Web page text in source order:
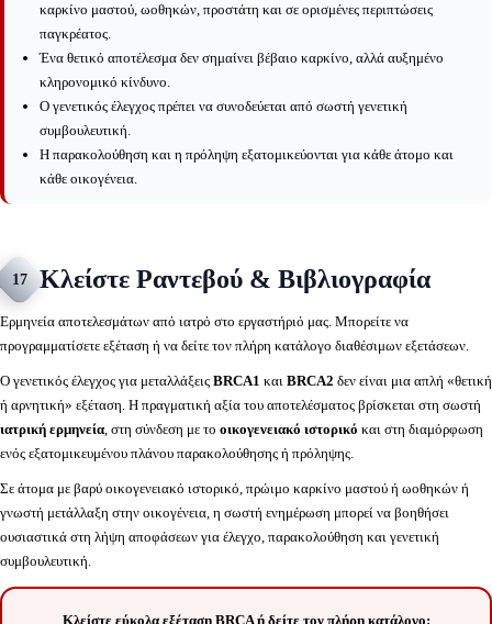
καρκίνο μαστού, ωοθηκών, προστάτη και σε ορισμένες περιπτώσεις
παγκρέατος.
Ένα θετικό αποτέλεσμα δεν σημαίνει βέβαιο καρκίνο, αλλά αυξημένο
κληρονομικό κίνδυνο.
Ο γενετικός έλεγχος πρέπει να συνοδεύεται από σωστή γενετική
συμβουλευτική.
Η παρακολούθηση και η πρόληψη εξατομικεύονται για κάθε άτομο και
κάθε οικογένεια.
17 Κλείστε Ραντεβού & Βιβλιογραφία
Ερμηνεία αποτελεσμάτων από ιατρό στο εργαστήριό μας. Μπορείτε να
προγραμματίσετε εξέταση ή να δείτε τον πλήρη κατάλογο διαθέσιμων εξετάσεων.
Ο γενετικός έλεγχος για μεταλλάξεις BRCA1 και BRCA2 δεν είναι μια απλή «θετική
ή αρνητική» εξέταση. Η πραγματική αξία του αποτελέσματος βρίσκεται στη σωστή
ιατρική ερμηνεία, στη σύνδεση με το οικογενειακό ιστορικό και στη διαμόρφωση
ενός εξατομικευμένου πλάνου παρακολούθησης ή πρόληψης.
Σε άτομα με βαρύ οικογενειακό ιστορικό, πρώιμο καρκίνο μαστού ή ωοθηκών ή
γνωστή μετάλλαξη στην οικογένεια, η σωστή ενημέρωση μπορεί να βοηθήσει
ουσιαστικά στη λήψη αποφάσεων για έλεγχο, παρακολούθηση και γενετική
συμβουλευτική.
Κλείστε εύκολα εξέταση BRCA ή δείτε τον πλήρη κατάλογο: